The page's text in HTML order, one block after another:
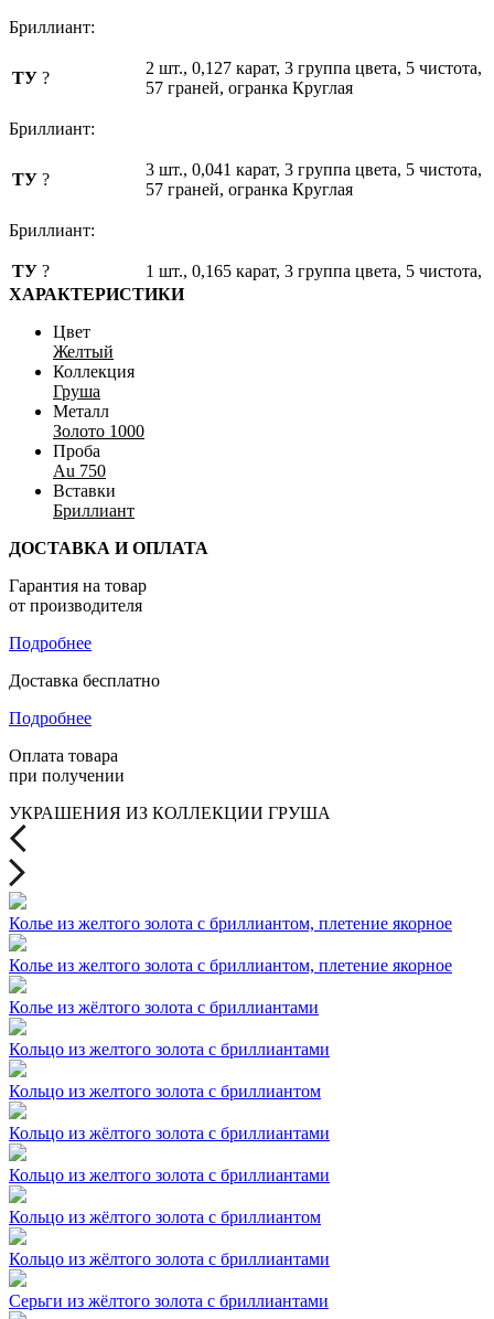
Бриллиант:
ТУ ?
2 шт., 0,127 карат, 3 группа цвета, 5 чистота,
57 граней, огранка Круглая
Бриллиант:
ТУ ?
3 шт., 0,041 карат, 3 группа цвета, 5 чистота,
57 граней, огранка Круглая
Бриллиант:
ТУ ?
1 шт., 0,165 карат, 3 группа цвета, 5 чистота,
ХАРАКТЕРИСТИКИ
Цвет
Желтый
Коллекция
Груша
Металл
Золото 1000
Проба
Au 750
Вставки
Бриллиант
ДОСТАВКА И ОПЛАТА
Гарантия на товар
от производителя
Подробнее
Доставка бесплатно
Подробнее
Оплата товара
при получении
УКРАШЕНИЯ ИЗ КОЛЛЕКЦИИ ГРУША
Колье из желтого золота с бриллиантом, плетение якорное
Колье из желтого золота с бриллиантом, плетение якорное
Колье из жёлтого золота с бриллиантами
Кольцо из желтого золота с бриллиантами
Кольцо из желтого золота с бриллиантом
Кольцо из жёлтого золота с бриллиантами
Кольцо из желтого золота с бриллиантами
Кольцо из жёлтого золота с бриллиантом
Кольцо из жёлтого золота с бриллиантами
Серьги из жёлтого золота с бриллиантами